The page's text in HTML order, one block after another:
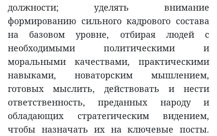
должности; уделять внимание
формированию сильного кадрового состава
на базовом уровне, отбирая людей с
необходимыми политическими и
моральными качествами, практическими
навыками, новаторским мышлением,
готовых мыслить, действовать и нести
ответственность, преданных народу и
обладающих стратегическим видением,
чтобы назначать их на ключевые посты.